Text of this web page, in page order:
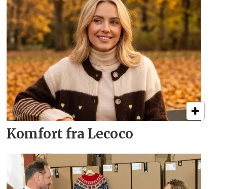
Komfort fra Lecoco